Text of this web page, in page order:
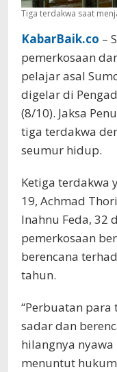
Tiga terdakwa saat
KabarBaik.co –
pemerkosaan
pelajar asal
digelar di
(8/10). Jaksa
tiga terdakwa
seumur hidup.
Ketiga terdakwa
19, Achmad
Inahnu Feda,
pemerkosaan
berencana
tahun.
“Perbuatan para
sadar dan
hilangnya
menuntut